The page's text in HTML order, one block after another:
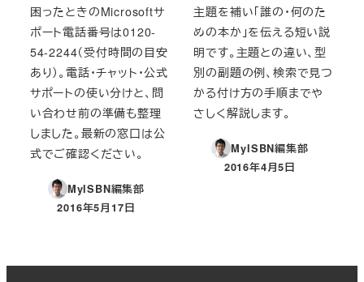
困ったときのMicrosoftサ
ポート電話番号は0120-
54-2244（受付時間の目安
あり）。電話・チャット・公式
サポートの使い分けと、問
い合わせ前の準備も整理
しました。最新の窓口は公
式でご確認ください。
MyISBN編集部
投稿日
2016年5月17日
主題を補い「誰の・何のた
めの本か」を伝える短い説
明です。主題との違い、型
別の副題の例、検索で見つ
かる付け方の手順までや
さしく解説します。
MyISBN編集部
投稿日
2016年4月5日